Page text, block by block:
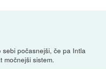
počasnejši, če pa Intla
močnejši sistem.